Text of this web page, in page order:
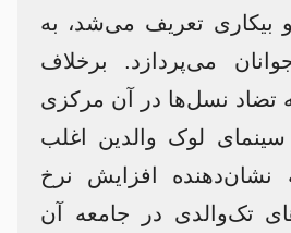
بیکاری تعریف می‌شد، به
می‌پردازد. برخلاف
تضاد نسل‌ها در آن مرکزی
سینمای لوک والدین اغلب
نشان‌دهنده افزایش نرخ
تک‌والدی در جامعه آن